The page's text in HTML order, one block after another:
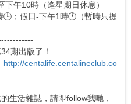
午10時（逢星期日休息）
；假日-下午1時🕐（暫時只提
期出版了！
http://centalife.centalineclub.co
生活雜誌，請即follow我哋，